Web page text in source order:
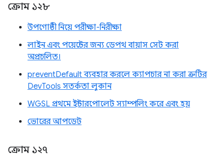
ক্রোম ১২৮
উপগোষ্ঠী নিয়ে পরীক্ষা-নিরীক্ষা
লাইন এবং পয়েন্টের জন্য ডেপথ বায়াস সেট করা
অপ্রচলিত।
preventDefault ব্যবহার করলে ক্যাপচার না করা ত্রুটির
DevTools সতর্কতা লুকান
WGSL প্রথমে ইন্টারপোলেট স্যাম্পলিং করে এবং হয়
ভোরের আপডেট
ক্রোম ১২৭